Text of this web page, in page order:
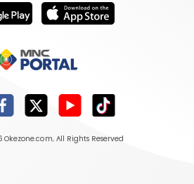
Okezone.com, All Rights Reserved